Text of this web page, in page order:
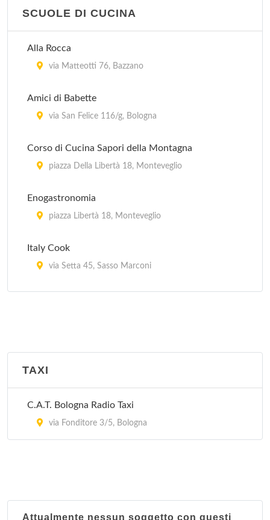
SCUOLE DI CUCINA
Alla Rocca
via Matteotti 76, Bazzano
Amici di Babette
via San Felice 116/g, Bologna
Corso di Cucina Sapori della Montagna
piazza Della Libertà 18, Monteveglio
Enogastronomia
piazza Libertà 18, Monteveglio
Italy Cook
via Setta 45, Sasso Marconi
via Masini 46, Zola Predosa
TAXI
C.A.T. Bologna Radio Taxi
via Fonditore 3/5, Bologna
Attualmente nessun soggetto con questi